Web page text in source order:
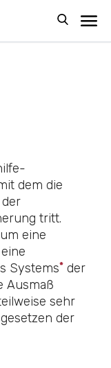
dem die
tritt.
eine
Systems* der
Ausmaß
sehr
der